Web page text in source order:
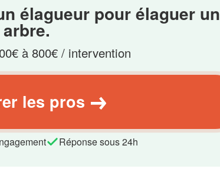
élagueur pour élaguer un
arbre.
à 800€ / intervention
les pros
Réponse sous 24h